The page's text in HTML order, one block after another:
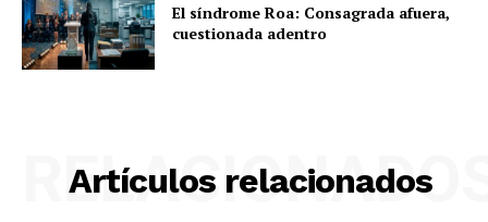
El síndrome Roa: Consagrada afuera,
cuestionada adentro
Artículos relacionados